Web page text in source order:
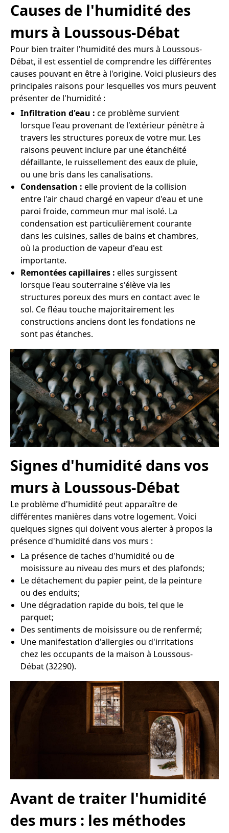
Causes de l'humidité des
murs à Loussous-Débat
Pour bien traiter l'humidité des murs à Loussous-
Débat, il est essentiel de comprendre les différentes
causes pouvant en être à l'origine. Voici plusieurs des
principales raisons pour lesquelles vos murs peuvent
présenter de l'humidité :
Infiltration d'eau : ce problème survient
lorsque l'eau provenant de l'extérieur pénètre à
travers les structures poreux de votre mur. Les
raisons peuvent inclure par une étanchéité
défaillante, le ruissellement des eaux de pluie,
ou une bris dans les canalisations.
Condensation : elle provient de la collision
entre l'air chaud chargé en vapeur d'eau et une
paroi froide, commeun mur mal isolé. La
condensation est particulièrement courante
dans les cuisines, salles de bains et chambres,
où la production de vapeur d'eau est
importante.
Remontées capillaires : elles surgissent
lorsque l'eau souterraine s'élève via les
structures poreux des murs en contact avec le
sol. Ce fléau touche majoritairement les
constructions anciens dont les fondations ne
sont pas étanches.
Signes d'humidité dans vos
murs à Loussous-Débat
Le problème d'humidité peut apparaître de
différentes manières dans votre logement. Voici
quelques signes qui doivent vous alerter à propos la
présence d'humidité dans vos murs :
La présence de taches d'humidité ou de
moisissure au niveau des murs et des plafonds;
Le détachement du papier peint, de la peinture
ou des enduits;
Une dégradation rapide du bois, tel que le
parquet;
Des sentiments de moisissure ou de renfermé;
Une manifestation d'allergies ou d'irritations
chez les occupants de la maison à Loussous-
Débat (32290).
Avant de traiter l'humidité
des murs : les méthodes